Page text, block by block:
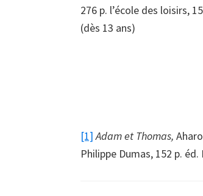
276 p. l’école des loisirs,
(dès 13 ans)
[1] Adam et Thomas,
Philippe Dumas, 152 p. éd.